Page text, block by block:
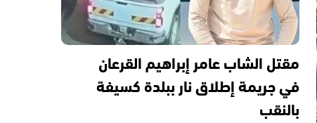
مقتل الشاب عامر إبراهيم القرعان
في جريمة إطلاق نار ببلدة كسيفة
بالنقب